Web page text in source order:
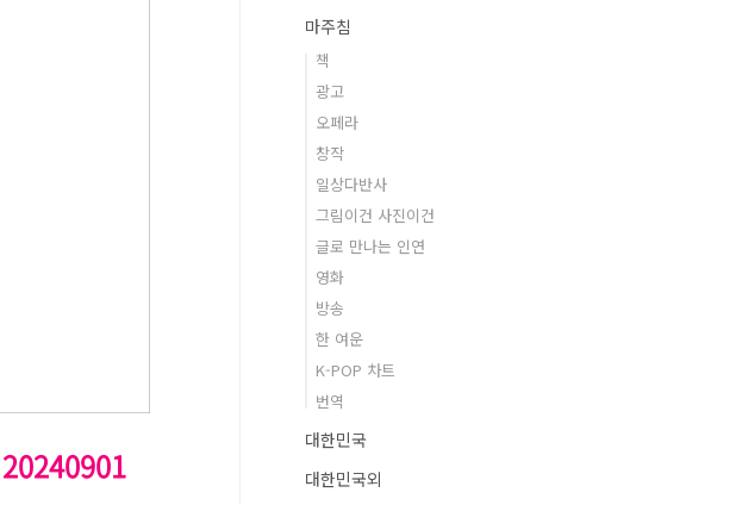
20240901
마주침
책
광고
오페라
창작
일상다반사
그림이건 사진이건
글로 만나는 인연
영화
방송
한 여운
K-POP 차트
번역
대한민국
대한민국외